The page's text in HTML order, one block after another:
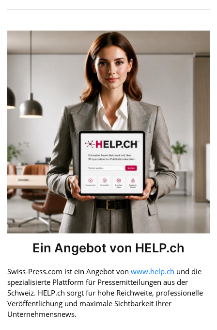
Ein Angebot von HELP.ch
Swiss-Press.com ist ein Angebot von www.help.ch und die
spezialisierte Plattform für Pressemitteilungen aus der
Schweiz. HELP.ch sorgt für hohe Reichweite, professionelle
Veröffentlichung und maximale Sichtbarkeit Ihrer
Unternehmensnews.